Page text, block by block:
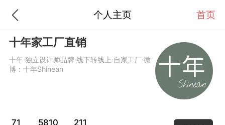
个人主页 首页
十年家工厂直销
十年·独立设计师品牌·线下转线上·自家工厂·微
博：十年Shinean
71 5810 211